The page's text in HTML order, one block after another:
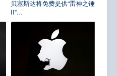
贝塞斯达将免费提供“雷神之锤
II”...